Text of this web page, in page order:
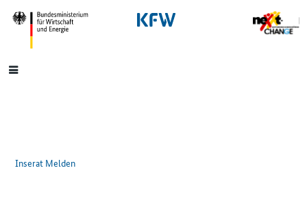
SrOnlyNavigation
Hauptmenü
Inserat Melden